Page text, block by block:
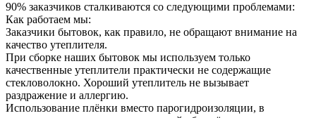
90% заказчиков сталкиваются со следующими проблемами:
Как работаем мы:
Заказчики бытовок, как правило, не обращают внимание на
качество утеплителя.
При сборке наших бытовок мы используем только
качественные утеплители практически не содержащие
стекловолокно. Хороший утеплитель не вызывает
раздражение и аллергию.
Использование плёнки вместо парогидроизоляции, в